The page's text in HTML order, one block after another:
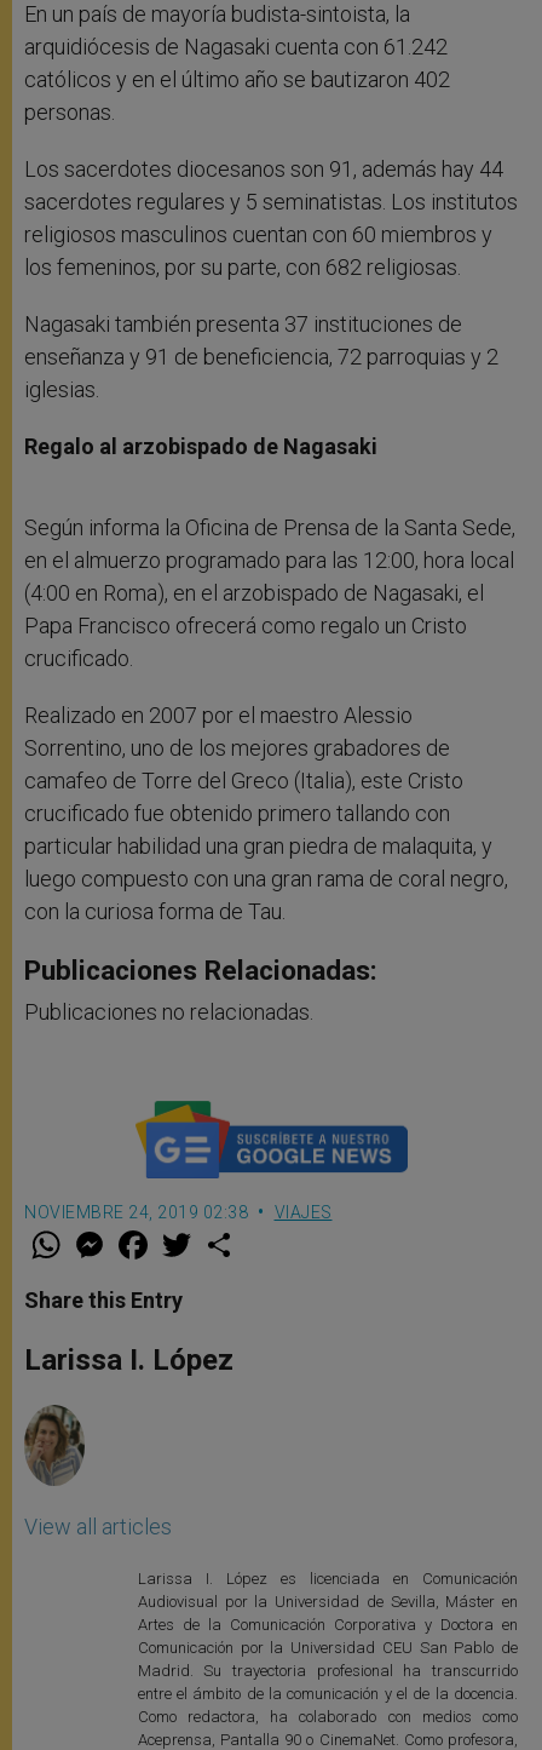
En un país de mayoría budista-sintoista, la
arquidiócesis de Nagasaki cuenta con 61.242
católicos y en el último año se bautizaron 402
personas.
Los sacerdotes diocesanos son 91, además hay 44
sacerdotes regulares y 5 seminatistas. Los institutos
religiosos masculinos cuentan con 60 miembros y
los femeninos, por su parte, con 682 religiosas.
Nagasaki también presenta 37 instituciones de
enseñanza y 91 de beneficiencia, 72 parroquias y 2
iglesias.
Regalo al arzobispado de Nagasaki
Según informa la Oficina de Prensa de la Santa Sede,
en el almuerzo programado para las 12:00, hora local
(4:00 en Roma), en el arzobispado de Nagasaki, el
Papa Francisco ofrecerá como regalo un Cristo
crucificado.
Realizado en 2007 por el maestro Alessio
Sorrentino, uno de los mejores grabadores de
camafeo de Torre del Greco (Italia), este Cristo
crucificado fue obtenido primero tallando con
particular habilidad una gran piedra de malaquita, y
luego compuesto con una gran rama de coral negro,
con la curiosa forma de Tau.
Publicaciones Relacionadas:
Publicaciones no relacionadas.
NOVIEMBRE 24, 2019 02:38 VIAJES
W
t
s
p
p
M
e
s
e
g
e
F
a
e
b
o
k
w
r
Share this Entry
Larissa I. López
View all articles
Larissa I. López es licenciada en Comunicación
Audiovisual por la Universidad de Sevilla, Máster en
Artes de la Comunicación Corporativa y Doctora en
Comunicación por la Universidad CEU San Pablo de
Madrid. Su trayectoria profesional ha transcurrido
entre el ámbito de la comunicación y el de la docencia.
Como redactora, ha colaborado con medios como
Aceprensa, Pantalla 90 o CinemaNet. Como profesora,